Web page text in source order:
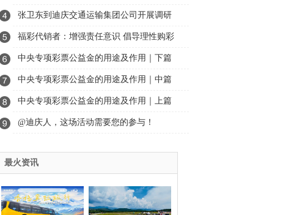
美景
张卫东到迪庆交通运输集团公司开展调研
福彩代销者：增强责任意识 倡导理性购彩
中央专项彩票公益金的用途及作用｜下篇
中央专项彩票公益金的用途及作用｜中篇
中央专项彩票公益金的用途及作用｜上篇
@迪庆人，这场活动需要您的参与！
最火资讯